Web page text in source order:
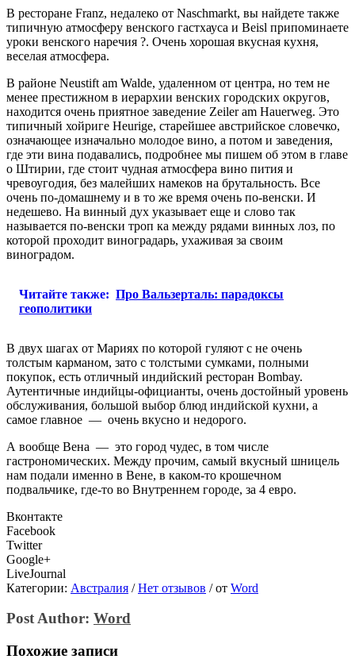
В ресторане Franz, недалеко от Naschmarkt, вы найдете также
типичную атмосферу венского гастхауса и Beisl припоминаете
уроки венского наречия ?. Очень хорошая вкусная кухня,
веселая атмосфера.
В районе Neustift am Walde, удаленном от центра, но тем не
менее престижном в иерархии венских городских округов,
находится очень приятное заведение Zeiler am Hauerweg. Это
типичный хойриге Heurige, старейшее австрийское словечко,
означающее изначально молодое вино, а потом и заведения,
где эти вина подавались, подробнее мы пишем об этом в главе
о Штирии, где стоит чудная атмосфера вино пития и
чревоугодия, без малейших намеков на брутальность. Все
очень по-домашнему и в то же время очень по-венски. И
недешево. На винный дух указывает еще и слово так
называется по-венски троп ка между рядами винных лоз, по
которой проходит виноградарь, ухаживая за своим
виноградом.
Читайте также: Про Вальзерталь: парадоксы
геополитики
В двух шагах от Мариях по которой гуляют с не очень
толстым карманом, зато с толстыми сумками, полными
покупок, есть отличный индийский ресторан Bombay.
Аутентичные индийцы-официанты, очень достойный уровень
обслуживания, большой выбор блюд индийской кухни, а
самое главное — очень вкусно и недорого.
А вообще Вена — это город чудес, в том числе
гастрономических. Между прочим, самый вкусный шницель
нам подали именно в Вене, в каком-то крошечном
подвальчике, где-то во Внутреннем городе, за 4 евро.
Вконтакте
Facebook
Twitter
Google+
LiveJournal
Категории: Австралия / Нет отзывов /от Word
Post Author: Word
Похожие записи